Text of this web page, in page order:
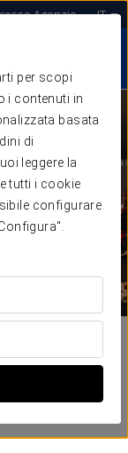
per scopi
i contenuti in
basata
di
leggere la
tutti i cookie
configurare
Agenzie IT